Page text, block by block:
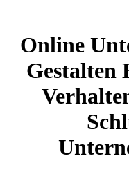
Online
Gestalten